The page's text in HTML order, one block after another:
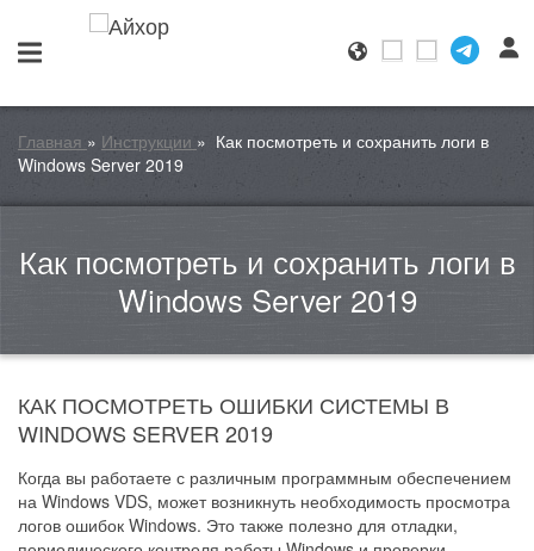
Главная » Инструкции » Как посмотреть и сохранить логи в
Windows Server 2019
Как посмотреть и сохранить логи в
Windows Server 2019
КАК ПОСМОТРЕТЬ ОШИБКИ СИСТЕМЫ В
WINDOWS SERVER 2019
Когда вы работаете с различным программным обеспечением
на Windows VDS, может возникнуть необходимость просмотра
логов ошибок Windows. Это также полезно для отладки,